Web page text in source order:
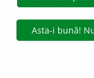
Copyright © 2004-
de pe acest site,
scris, cu